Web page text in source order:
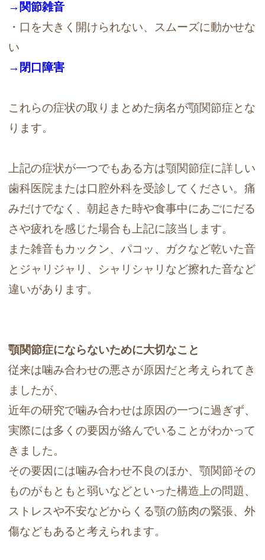
→関節雑音
・口を大きく開けられない、スムーズに動かせな
い
→閉口障害
これらの症状の取りまとめた病名が顎関節症とな
ります。
上記の症状が一つでもある方は顎関節症に詳しい
歯科医院または口腔外科を受診してください。痛
みだけでなく、朝起きた時や食事中にあごにだる
さや疲れを感じた場合も上記に該当します。
また雑音もカックン、パコッ、ガクなど乾いた音
とジャリジャリ、シャリシャリなど擦れた音など
違いがあります。
顎関節症にならないために大切なこと
従来は噛み合わせの悪さが原因だと考えられてき
ましたが、
近年の研究で噛み合わせは原因の一つに過ぎず、
実際には多くの要因が絡んでいることがわかって
きました。
その要因には噛み合わせ不良のほか、顎関節その
ものがもともと弱いなどといった構造上の問題、
ストレスや不安などからくる顎の筋肉の緊張、外
傷などもあると考えられます。